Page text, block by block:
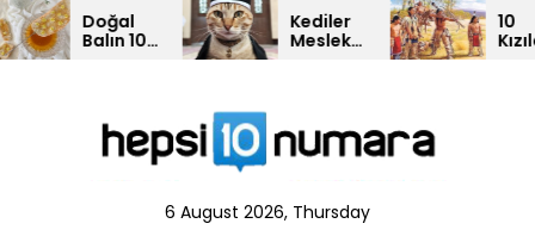
Skip
to
10
Kediler
Meslek
Sahibi
Görünürlerdi?
10
Kızılderili
Kabilesi
6 August 2026, Thursday